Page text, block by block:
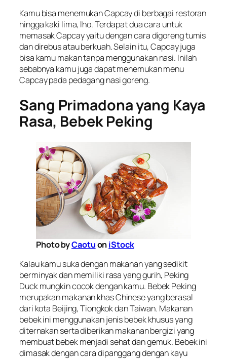
Kamu bisa menemukan Capcay di berbagai restoran
hingga kaki lima, lho. Terdapat dua cara untuk
memasak Capcay yaitu dengan cara digoreng tumis
dan direbus atau berkuah. Selain itu, Capcay juga
bisa kamu makan tanpa menggunakan nasi. Inilah
sebabnya kamu juga dapat menemukan menu
Capcay pada pedagang nasi goreng.
Sang Primadona yang Kaya
Rasa, Bebek Peking
Photo byCaotuoniStock
Kalau kamu suka dengan makanan yang sedikit
berminyak dan memiliki rasa yang gurih, Peking
Duckmungkin cocok dengan kamu. Bebek Peking
merupakan makanan khasChineseyang berasal
dari kota Beijing, Tiongkok dan Taiwan. Makanan
bebek ini menggunakan jenis bebek khusus yang
diternakan serta diberikan makanan bergizi yang
membuat bebek menjadi sehat dan gemuk. Bebek ini
dimasak dengan cara dipanggang dengan kayu